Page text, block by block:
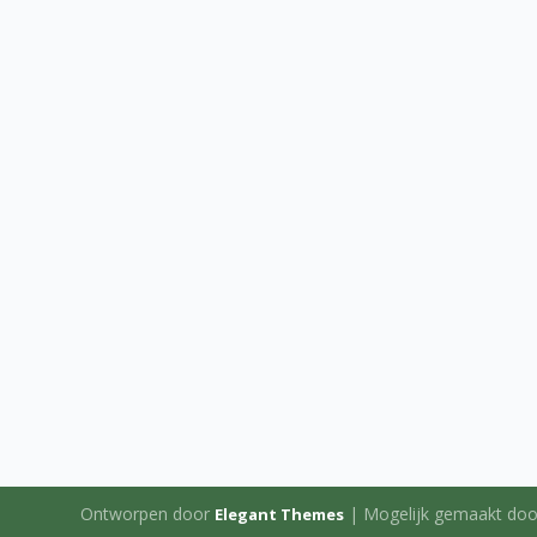
Ontworpen door Elegant Themes | Mogelijk gemaakt